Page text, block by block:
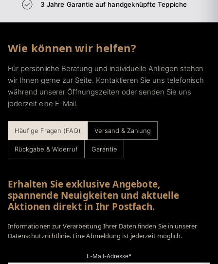
3 Jahre Garantie auf handgeknüpfte Teppiche
Wie können wir helfen?
Für persönliche Beratung und individuelle Anliegen stehen
wir Ihnen gerne zur Seite. Kontaktieren Sie uns telefonisch
während unserer Öffnungszeiten oder senden Sie uns
jederzeit eine E-Mail.
Häufige Fragen (FAQ) Versand & Zahlung
Rückgabe & Widerruf Garantie
Erhalten Sie exklusive Angebote,
spannende Neuigkeiten und aktuelle
Aktionen direkt in Ihr Postfach.
Informationen zur Verarbeitung Ihrer Daten finden Sie in unserer
Datenschutzrichtlinie. Eine Abmeldung ist jederzeit möglich.
E-Mail-Adresse*